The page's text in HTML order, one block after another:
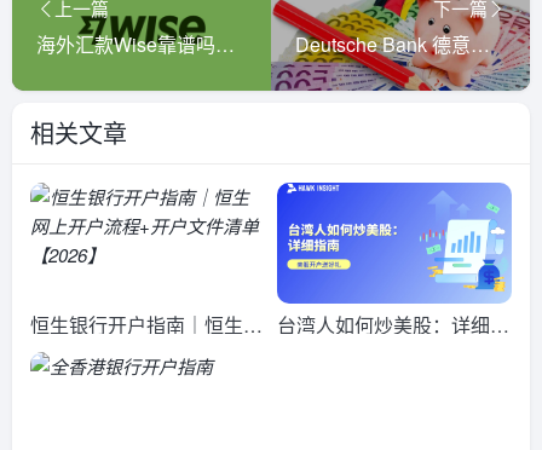
上一篇
海外汇款Wise靠谱吗？手续费高吗？
下一篇
Deutsche Bank 德意志银行开户指南
相关文章
恒生银行开户指南｜恒生网
上开户流程+开户文件清单
台湾人如何炒美股：详细指